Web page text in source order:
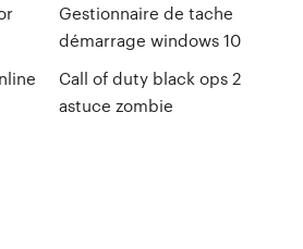
Gestionnaire de tache
démarrage windows 10
Call of duty black ops 2
astuce zombie